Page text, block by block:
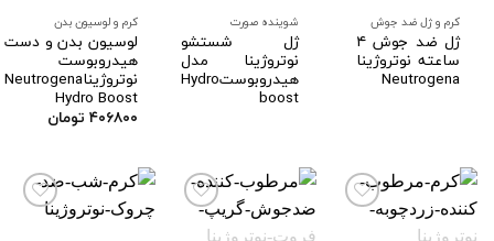
هاکرم و ژل ضد جوش
ژل ضد جوش ۴
ساعته نوتروژینا
Neutrogena
شوینده صورت
ژل شستشو
نوتروژینا مدل
هیدروبوستHydro
boost
کرم و لوسیون بدن
لوسیون بدن و دست
هیدروبوست
نوتروژیناNeutrogena
Hydro Boost
۴۰۶۸۰۰ تومان